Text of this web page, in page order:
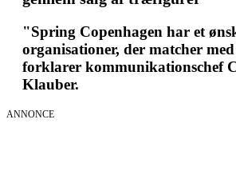
"Spring Copenhagen har et
organisationer, der matcher
forklarer kommunikationschef
Klauber.
ANNONCE